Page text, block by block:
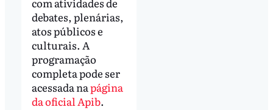
debates, plenárias,
atos públicos e
culturais. A
programação
completa pode ser
acessada napágina
da oficial Apib.